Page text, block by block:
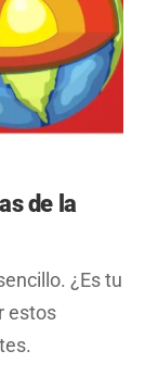
de la
¿Es tu
estos